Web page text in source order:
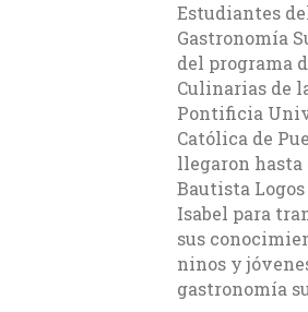
Estudiantes
Gastronomía
del programa
Culinarias de
Pontificia
Católica de
llegaron hasta
Bautista
Isabel para
sus
ninos y
gastronomía